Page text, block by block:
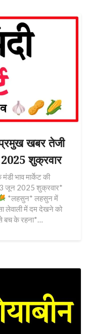
खबर तेजी
2025 शुक्रवार
भाव मार्केट की
जून 2025 शुक्रवार*
*लहसुन* लहसुन में
लेवाली में दम देखने को
बच के रहना*…